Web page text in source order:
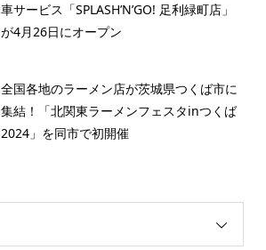
車サービス「SPLASH’N’GO! 足利緑町店」
が4月26日にオープン
全国各地のラーメン店が茨城県つくば市に
集結！「北関東ラーメンフェスタinつくば
2024」を同市で初開催